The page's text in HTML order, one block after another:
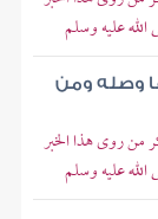
عليه وسلم
وصله ومن
من روى هذا الخبر
عليه وسلم